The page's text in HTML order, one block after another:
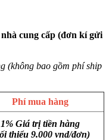
cung cấp (đơn kí gửi
(không bao gồm phí ship
Phí mua hàng
1% Giá trị tiền hàng
thiểu 9.000 vnd/đơn)